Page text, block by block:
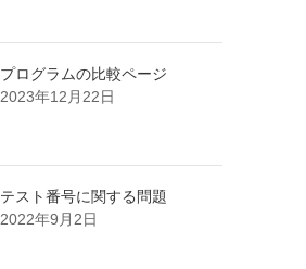
プログラムの比較ページ
2023年12月22日
テスト番号に関する問題
2022年9月2日